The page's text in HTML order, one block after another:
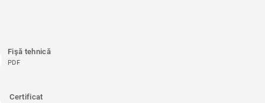
Fișă tehnică
PDF
Certificat